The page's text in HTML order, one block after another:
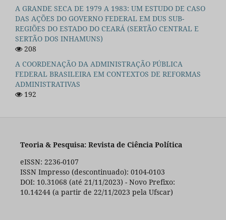
A GRANDE SECA DE 1979 A 1983: UM ESTUDO DE CASO
DAS AÇÕES DO GOVERNO FEDERAL EM DUS SUB-
REGIÕES DO ESTADO DO CEARÁ (SERTÃO CENTRAL E
SERTÃO DOS INHAMUNS)
208
A COORDENAÇÃO DA ADMINISTRAÇÃO PÚBLICA
FEDERAL BRASILEIRA EM CONTEXTOS DE REFORMAS
ADMINISTRATIVAS
192
Teoria & Pesquisa: Revista de Ciência Política
eISSN: 2236-0107
ISSN Impresso (descontinuado): 0104-0103
DOI: 10.31068 (até 21/11/2023) - Novo Prefixo:
10.14244 (a partir de 22/11/2023 pela Ufscar)